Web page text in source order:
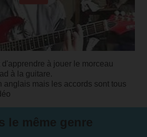
à jouer le morceau
à la guitare.
anglais mais les accords sont tous